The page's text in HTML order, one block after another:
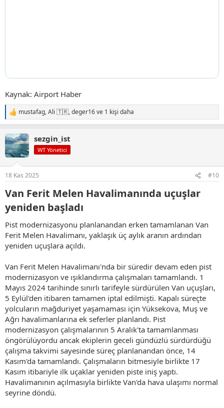
Kaynak: Airport Haber
T
e
k
i
l
:
mustafag,Ali 🇹🇷,deger16ve 1 kişi daha
sezgin_ist
WT Yönetici
18 Kas 2025 #10
Van Ferit Melen Havalimanında uçuşlar
yeniden başladı​
Pist modernizasyonu planlanandan erken tamamlanan Van
Ferit Melen Havalimanı, yaklaşık üç aylık aranın ardından
yeniden uçuşlara açıldı.
Van Ferit Melen Havalimanı'nda bir süredir devam eden pist
modernizasyon ve ışıklandırma çalışmaları tamamlandı. 1
Mayıs 2024 tarihinde sınırlı tarifeyle sürdürülen Van uçuşları,
5 Eylül'den itibaren tamamen iptal edilmişti. Kapalı süreçte
yolcuların mağduriyet yaşamaması için Yüksekova, Muş ve
Ağrı havalimanlarına ek seferler planlandı. Pist
modernizasyon çalışmalarının 5 Aralık'ta tamamlanması
öngörülüyordu ancak ekiplerin geceli gündüzlü sürdürdüğü
çalışma takvimi sayesinde süreç planlanandan önce, 14
Kasım'da tamamlandı. Çalışmaların bitmesiyle birlikte 17
Kasım itibariyle ilk uçaklar yeniden piste iniş yaptı.
Havalimanının açılmasıyla birlikte Van'da hava ulaşımı normal
seyrine döndü.